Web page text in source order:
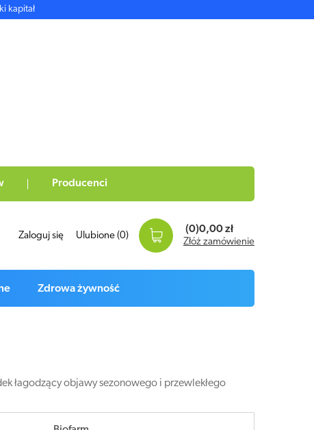
kapitał
Producenci
Zaloguj się Ulubione (0)
(0)0,00 zł
Złóż zamówienie
Zdrowa żywność
łagodzący objawy sezonowego i przewlekłego